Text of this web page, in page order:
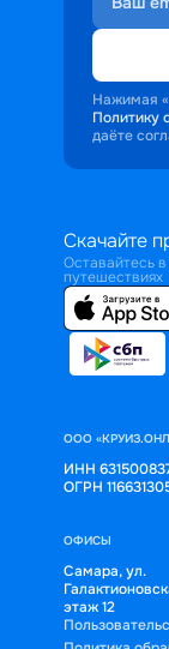
Нажимая
Политику
даёте
Скачайте
Оставайтесь
путешествиях
ООО
ИНН
ОГРН
ОФИСЫ
Самара, ул.
этаж 12